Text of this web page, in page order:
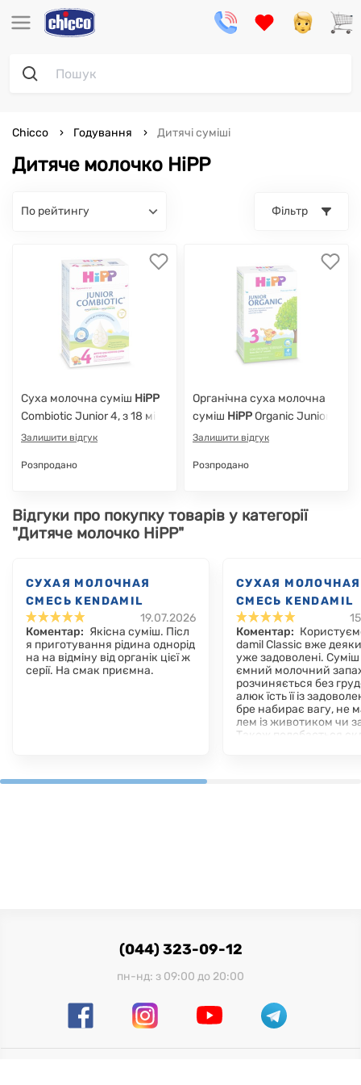
Дитяче молочко HiPP
Chicco Годування Дитячі суміші
по рейтингу Фільтр
Cуха молочна суміш HiPP
Combiotic Junior 4, з 18 міс.,
500 г
Залишити відгук
Розпродано
Органічна суха молочна
суміш HiPPOrganic Junior
3, з 12 міс., 500 г
Залишити відгук
Розпродано
Відгуки про покупку товарів у категорії
"Дитяче молочко HiPP"
СУХАЯ МОЛОЧНАЯ
СМЕСЬ KENDAMIL
CLASSIC 1, 0-6 МЕС.,
800 Г
19.07.2026
Коментар: Якісна суміш. Післ
я приготування рідина однорід
на на відміну від органік цієї ж
серії. На смак приємна.
СУХАЯ МОЛОЧНАЯ
СМЕСЬ KENDAMIL
CLASSIC 1, 0-6
800 Г
Коментар:
damil Classic вже
уже задоволені.
ємний молочний
розчиняється без
алюк їсть її із
бре набирає вагу, не
лем із животиком чи
Також подобається
(044) 323-09-12
пн-нд: з 09:00 до 20:00